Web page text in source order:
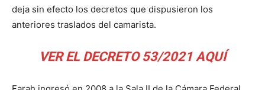
deja sin efecto los decretos que dispusieron los
anteriores traslados del camarista.
VER EL DECRETO 53/2021 AQUÍ